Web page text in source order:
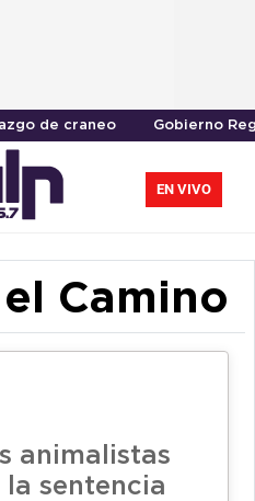
de craneo Gobierno
EN VIVO
Camino
animalistas
sentencia